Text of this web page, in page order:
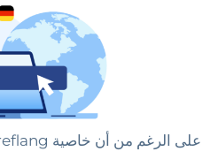
على الرغم من أن خاصية hreflang ضرورية لتحسين